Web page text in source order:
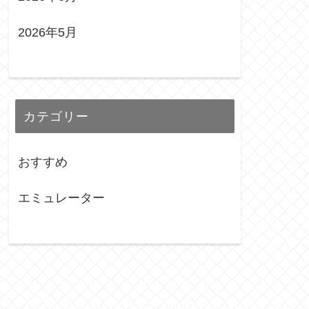
2026年5月
カテゴリー
おすすめ
エミュレーター